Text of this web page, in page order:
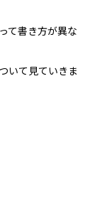
て書き方が異な
いて見ていきま